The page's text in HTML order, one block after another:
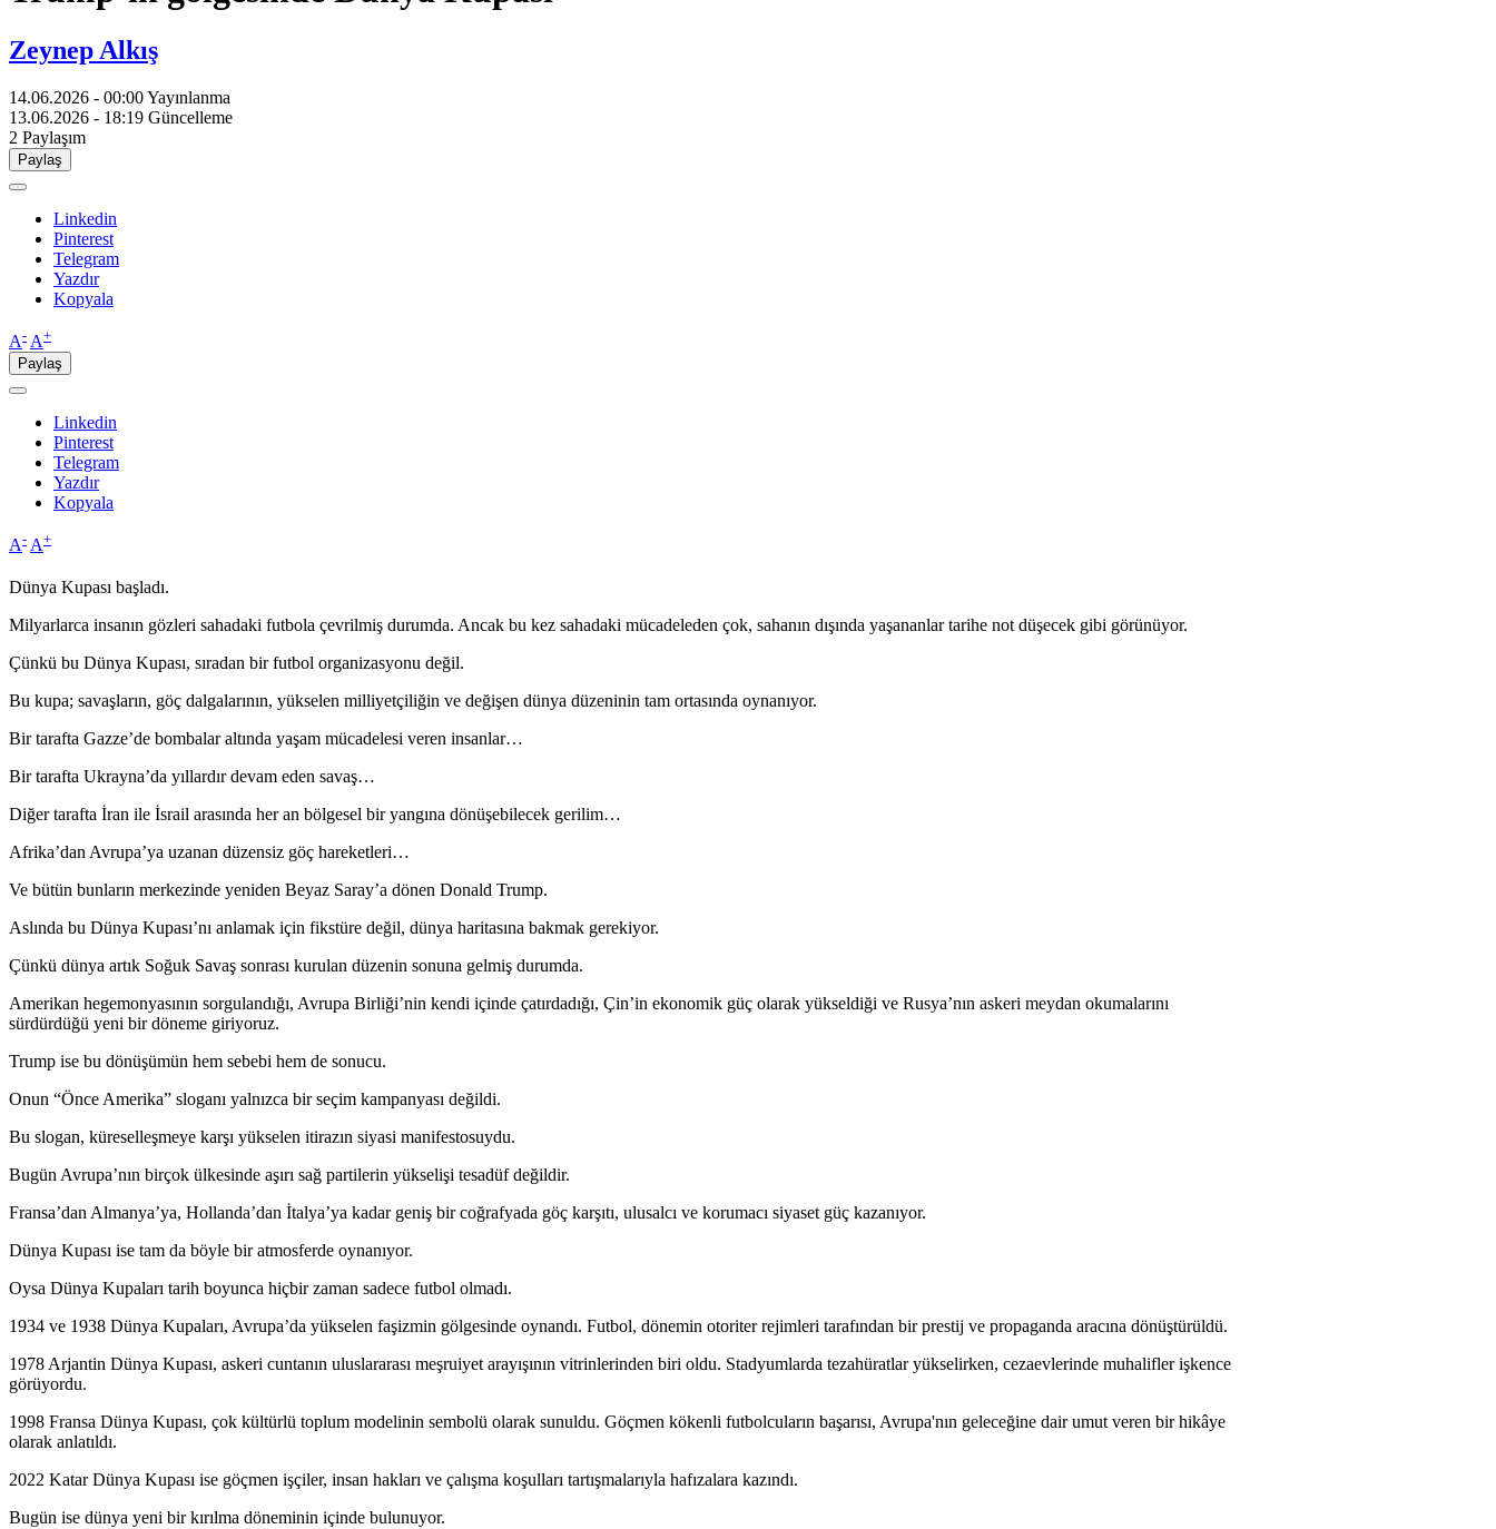
Zeynep Alkış
14.06.2026 - 00:00Yayınlanma
13.06.2026 - 18:19 Güncelleme
2 Paylaşım
Paylaş
Linkedin
Pinterest
Telegram
Yazdır
Kopyala
A- A+
Paylaş
Linkedin
Pinterest
Telegram
Yazdır
Kopyala
A- A+
Dünya Kupası başladı.
Milyarlarca insanın gözleri sahadaki futbola çevrilmiş durumda. Ancak bu kez sahadaki mücadeleden çok, sahanın dışında yaşananlar tarihe not düşecek gibi görünüyor.
Çünkü bu Dünya Kupası, sıradan bir futbol organizasyonu değil.
Bu kupa; savaşların, göç dalgalarının, yükselen milliyetçiliğin ve değişen dünya düzeninin tam ortasında oynanıyor.
Bir tarafta Gazze’de bombalar altında yaşam mücadelesi veren insanlar…
Bir tarafta Ukrayna’da yıllardır devam eden savaş…
Diğer tarafta İran ile İsrail arasında her an bölgesel bir yangına dönüşebilecek gerilim…
Afrika’dan Avrupa’ya uzanan düzensiz göç hareketleri…
Ve bütün bunların merkezinde yeniden Beyaz Saray’a dönen Donald Trump.
Aslında bu Dünya Kupası’nı anlamak için fikstüre değil, dünya haritasına bakmak gerekiyor.
Çünkü dünya artık Soğuk Savaş sonrası kurulan düzenin sonuna gelmiş durumda.
Amerikan hegemonyasının sorgulandığı, Avrupa Birliği’nin kendi içinde çatırdadığı, Çin’in ekonomik güç olarak yükseldiği ve Rusya’nın askeri meydan okumalarını
sürdürdüğü yeni bir döneme giriyoruz.
Trump ise bu dönüşümün hem sebebi hem de sonucu.
Onun “Önce Amerika” sloganı yalnızca bir seçim kampanyası değildi.
Bu slogan, küreselleşmeye karşı yükselen itirazın siyasi manifestosuydu.
Bugün Avrupa’nın birçok ülkesinde aşırı sağ partilerin yükselişi tesadüf değildir.
Fransa’dan Almanya’ya, Hollanda’dan İtalya’ya kadar geniş bir coğrafyada göç karşıtı, ulusalcı ve korumacı siyaset güç kazanıyor.
Dünya Kupası ise tam da böyle bir atmosferde oynanıyor.
Oysa Dünya Kupaları tarih boyunca hiçbir zaman sadece futbol olmadı.
1934 ve 1938 Dünya Kupaları, Avrupa’da yükselen faşizmin gölgesinde oynandı. Futbol, dönemin otoriter rejimleri tarafından bir prestij ve propaganda aracına dönüştürüldü.
1978 Arjantin Dünya Kupası, askeri cuntanın uluslararası meşruiyet arayışının vitrinlerinden biri oldu. Stadyumlarda tezahüratlar yükselirken, cezaevlerinde muhalifler işkence
görüyordu.
1998 Fransa Dünya Kupası, çok kültürlü toplum modelinin sembolü olarak sunuldu. Göçmen kökenli futbolcuların başarısı, Avrupa'nın geleceğine dair umut veren bir hikâye
olarak anlatıldı.
2022 Katar Dünya Kupası ise göçmen işçiler, insan hakları ve çalışma koşulları tartışmalarıyla hafızalara kazındı.
Bugün ise dünya yeni bir kırılma döneminin içinde bulunuyor.